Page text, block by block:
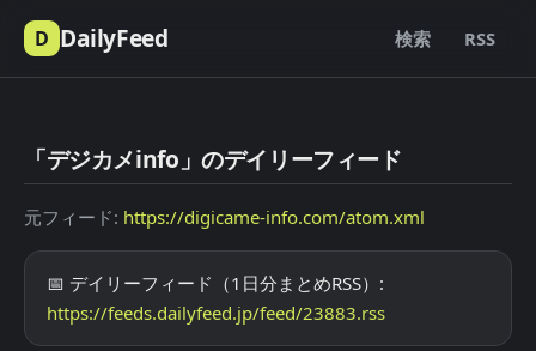
D DailyFeed 検索 RSS
「デジカメinfo」のデイリーフィード
元フィード: https://digicame-info.com/atom.xml
📅 デイリーフィード（1日分まとめRSS）:
https://feeds.dailyfeed.jp/feed/23883.rss